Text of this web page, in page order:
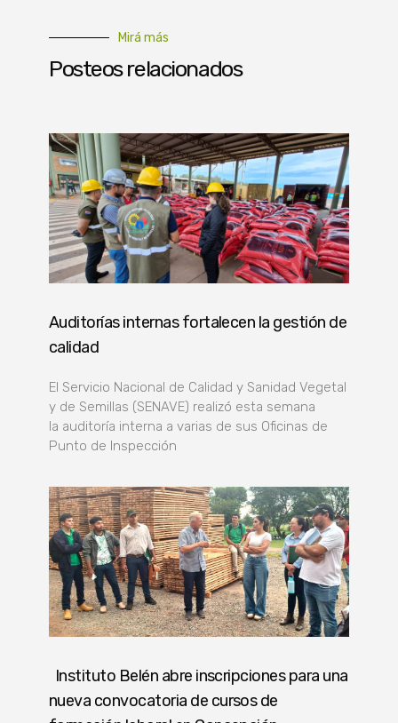
Mirá más
Posteos relacionados
Auditorías internas fortalecen la gestión de
calidad
El Servicio Nacional de Calidad y Sanidad Vegetal
y de Semillas (SENAVE) realizó esta semana
la auditoría interna a varias de sus Oficinas de
Punto de Inspección
Instituto Belén abre inscripciones para una
nueva convocatoria de cursos de